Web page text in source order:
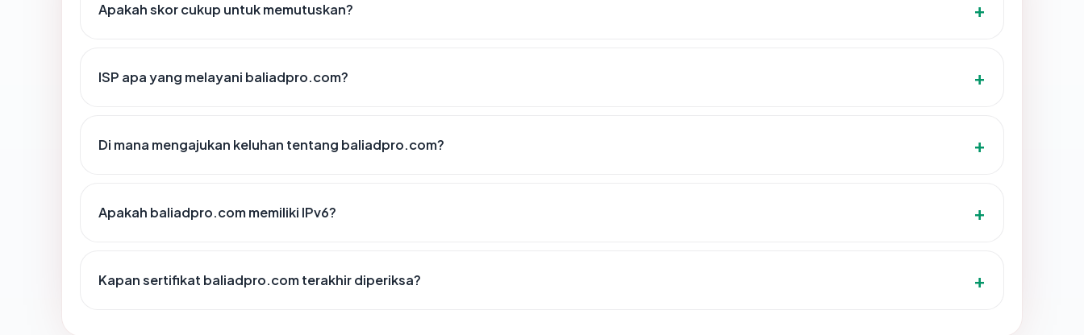
Apakah skor cukup untuk memutuskan?
ISP apa yang melayani baliadpro.com?
Di mana mengajukan keluhan tentang baliadpro.com?
Apakah baliadpro.com memiliki IPv6?
Kapan sertifikat baliadpro.com terakhir diperiksa?